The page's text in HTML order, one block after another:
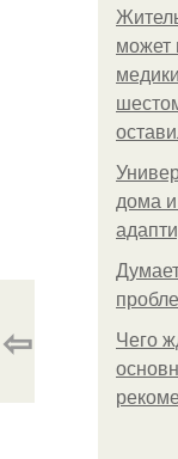
может
дома
Чего
⇦